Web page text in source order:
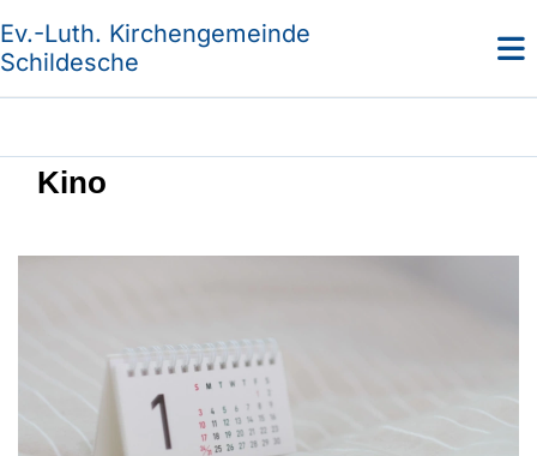
Ev.-Luth. Kirchengemeinde
Schildesche
Kino